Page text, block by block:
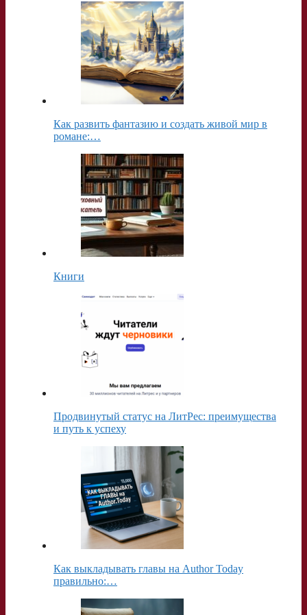
Как развить фантазию и создать живой мир в
романе:…
Книги
Продвинутый статус на ЛитРес: преимущества
и путь к успеху
Как выкладывать главы на Author Today
правильно:…